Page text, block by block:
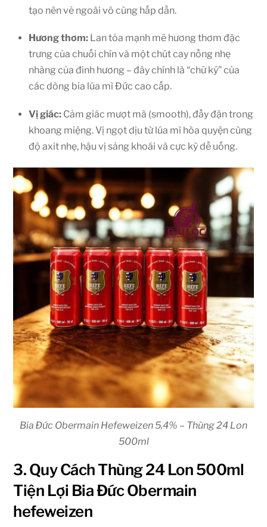
tạo nên vẻ ngoài vô cùng hấp dẫn.
Hương thơm: Lan tỏa mạnh mẽ hương thơm đặc
trưng của chuối chín và một chút cay nồng nhẹ
nhàng của đinh hương – đây chính là “chữ ký” của
các dòng bia lúa mì Đức cao cấp.
Vị giác: Cảm giác mượt mà (smooth), đầy đặn trong
khoang miệng. Vị ngọt dịu từ lúa mì hòa quyện cùng
độ axit nhẹ, hậu vị sảng khoái và cực kỳ dễ uống.
Bia Đức Obermain Hefeweizen 5,4% – Thùng 24 Lon
500ml
3. Quy Cách Thùng 24 Lon 500ml
Tiện Lợi Bia Đức Obermain
hefeweizen